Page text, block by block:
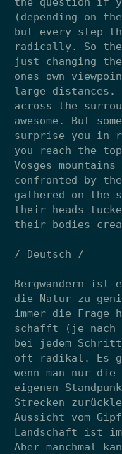
(depending on
but every step
radically. So
just changing
ones own
large distances.
across the
awesome. But
surprise you in
you reach the
Vosges
confronted by
gathered on the
their heads
their bodies
/ Deutsch /
Bergwandern
die Natur zu
immer die Frage
schafft (je nach
bei jedem
oft radikal. Es
wenn man nur
eigenen
Strecken
Aussicht vom
Landschaft ist
Aber manchmal